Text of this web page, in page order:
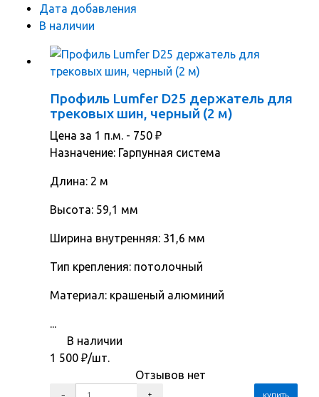
Дата добавления
В наличии
Профиль Lumfer D25 держатель для
трековых шин, черный (2 м)
Цена за 1 п.м. - 750 ₽
Назначение: Гарпунная система
Длина: 2 м
Высота: 59,1 мм
Ширина внутренняя: 31,6 мм
Тип крепления: потолочный
Материал: крашеный алюминий
...
В наличии
1 500 ₽/шт.
Отзывов нет